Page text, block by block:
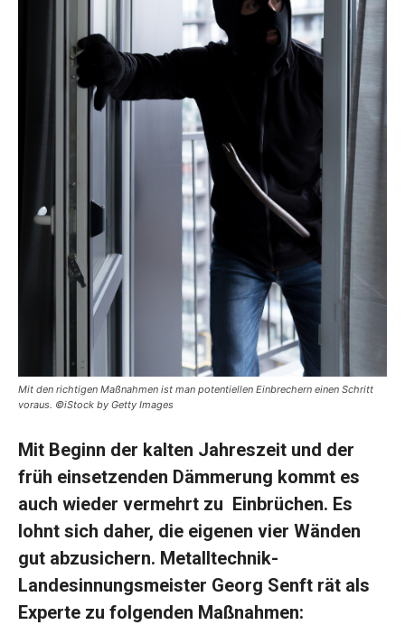
Mit den richtigen Maßnahmen ist man potentiellen Einbrechern einen Schritt
voraus. ©iStock by Getty Images
Mit Beginn der kalten Jahreszeit und der
früh einsetzenden Dämmerung kommt es
auch wieder vermehrt zu Einbrüchen. Es
lohnt sich daher, die eigenen vier Wänden
gut abzusichern. Metalltechnik-
Landesinnungsmeister Georg Senft rät als
Experte zu folgenden Maßnahmen: